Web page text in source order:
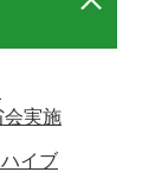
会実施
イブ